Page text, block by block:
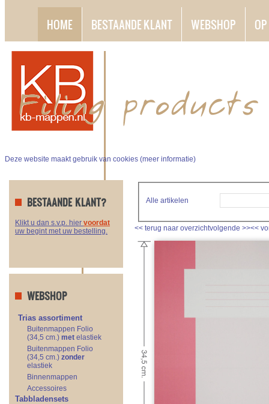
HOME BESTAANDE KLANT WEBSHOP
BESTAANDE KLANT?
Klikt u dan s.v.p. hier voordat
uw begint met uw bestelling.
WEBSHOP
Trias assortiment
Buitenmappen Folio
(34,5 cm.) met elastiek
Buitenmappen Folio
(34,5 cm.) zonder
elastiek
Binnenmappen
Accessoires
Tabbladensets
Alle artikelen
<<terug naar overzichtvolgende >><<
Deze website maakt gebruik van cookies (meer informatie)